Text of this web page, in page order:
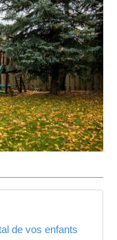
de vos enfants